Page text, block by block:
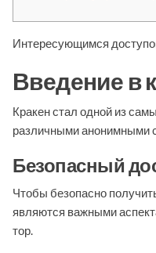
Интересующимся
Введение в
Кракен стал одной из
различными анонимными
Безопасный
Чтобы безопасно
являются важными
тор.